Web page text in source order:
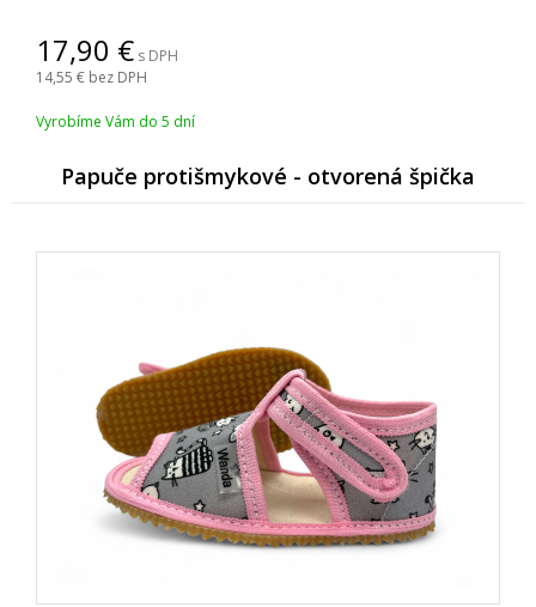
17,90
s DPH
14,55 bez DPH
Vyrobíme Vám do 5 dní
Papuče protišmykové - otvorená špička